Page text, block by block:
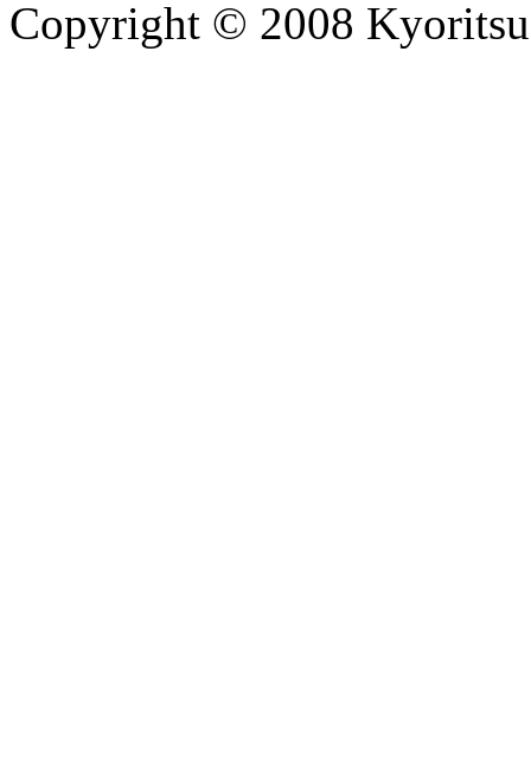
Copyright © 2008